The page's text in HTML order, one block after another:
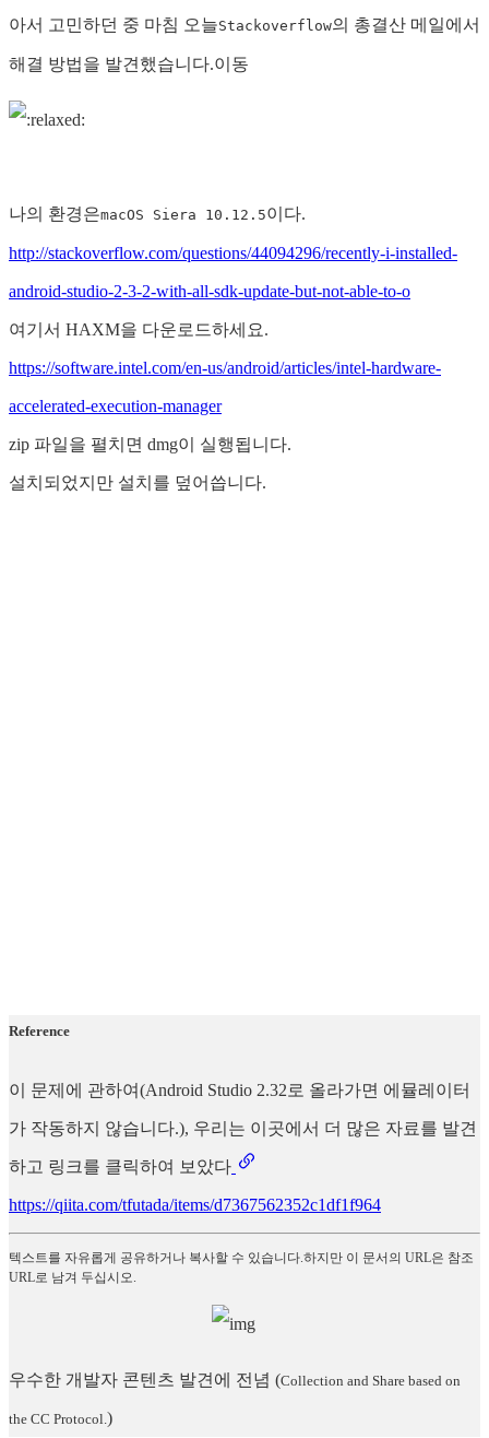
아서 고민하던 중 마침 오늘Stackoverflow의 총결산 메일에서
해결 방법을 발견했습니다.이동
나의 환경은macOS Siera 10.12.5이다.
http://stackoverflow.com/questions/44094296/recently-i-installed-
android-studio-2-3-2-with-all-sdk-update-but-not-able-to-o
여기서 HAXM을 다운로드하세요.
https://software.intel.com/en-us/android/articles/intel-hardware-
accelerated-execution-manager
zip 파일을 펼치면 dmg이 실행됩니다.
설치되었지만 설치를 덮어씁니다.
Reference
이 문제에 관하여(Android Studio 2.32로 올라가면 에뮬레이터
가 작동하지 않습니다.), 우리는 이곳에서 더 많은 자료를 발견
하고 링크를 클릭하여 보았다
https://qiita.com/tfutada/items/d7367562352c1df1f964
텍스트를 자유롭게 공유하거나 복사할 수 있습니다.하지만 이 문서의 URL은 참조
URL로 남겨 두십시오.
우수한 개발자 콘텐츠 발견에 전념 (Collection and Share based on
the CC Protocol.)